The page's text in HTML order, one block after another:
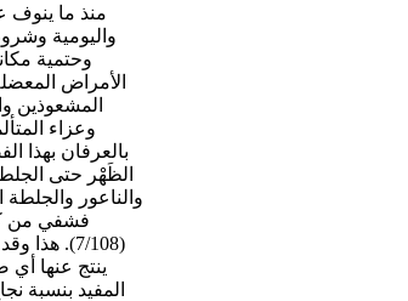
منذ ما ينوف
واليومية
وحتمية
الأمراض
المشعوذين
وعزاء
بالعرفان بهذا
الظَهْر حتى
والناعور
فشفي من
(7/108).
ينتج عنها أي
المفيد بنسبة